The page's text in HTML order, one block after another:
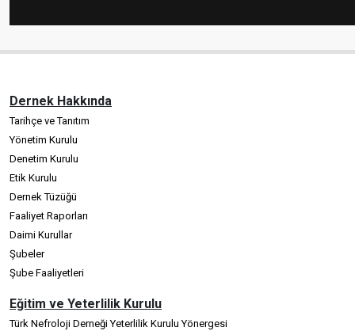
Dernek Hakkında
Tarihçe ve Tanıtım
Yönetim Kurulu
Denetim Kurulu
Etik Kurulu
Dernek Tüzüğü
Faaliyet Raporları
Daimi Kurullar
Şubeler
Şube Faaliyetleri
Eğitim ve Yeterlilik Kurulu
Türk Nefroloji Derneği Yeterlilik Kurulu Yönergesi